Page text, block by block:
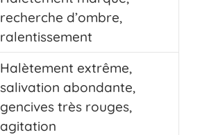
recherche d’ombre,
ralentissement
Halètement extrême,
salivation abondante,
gencives très rouges,
agitation